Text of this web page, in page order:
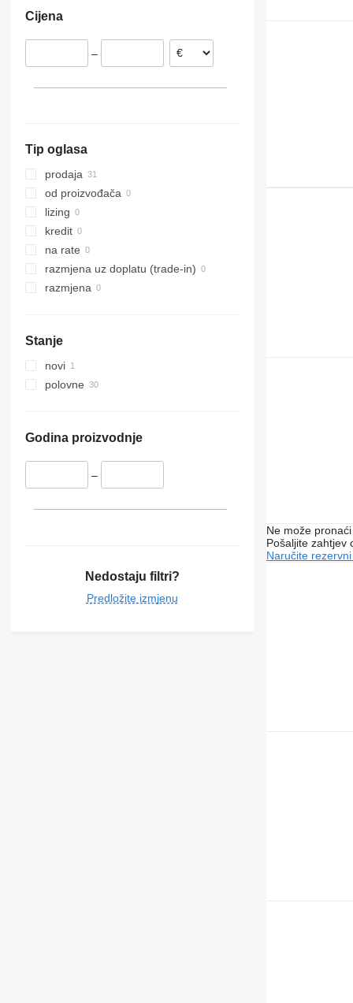
Portugalija
Litvanija
Cijena
–
Tip oglasa
prodaja
od proizvođača
lizing
kredit
na rate
razmjena uz doplatu (trade-in)
razmjena
Stanje
novi
polovne
Godina proizvodnje
–
Nedostaju filtri?
Predložite izmjenu
Ne može
Pošaljite zahtjev
Naručite